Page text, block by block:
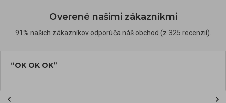
Overené našimi zákazníkmi
91% našich zákazníkov odporúča náš obchod (z 325 recenzií).
“OK OK OK”